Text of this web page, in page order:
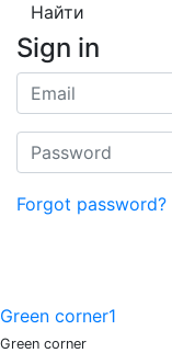
Найти
Sign in
Forgot password?
Green corner1
Green corner